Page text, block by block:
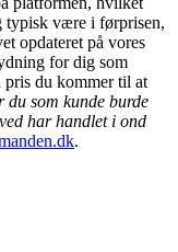
typisk være i førprisen,
opdateret på vores
for dig som
pris du kommer til at
du som kunde burde
har handlet i ond
.